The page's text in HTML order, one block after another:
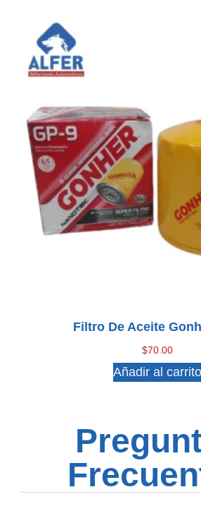
Filtro De Aceite
$70.00
Añadir al carrito